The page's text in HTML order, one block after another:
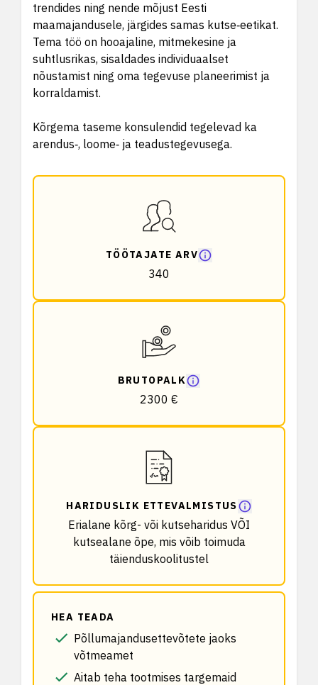
trendides ning nende mõjust Eesti
maamajandusele, järgides samas kutse‑eetikat.
Tema töö on hooajaline, mitmekesine ja
suhtlusrikas, sisaldades individuaalset
nõustamist ning oma tegevuse planeerimist ja
korraldamist.
Kõrgema taseme konsulendid tegelevad ka
arendus‑, loome‑ ja teadustegevusega.
TÖÖTAJATE ARV
340
BRUTOPALK
2300 €
HARIDUSLIK ETTEVALMISTUS
Erialane kõrg- või kutseharidus VÕI
kutsealane õpe, mis võib toimuda
täienduskoolitustel
HEA TEADA
Põllumajandusettevõtete jaoks
võtmeamet
Aitab teha tootmises targemaid